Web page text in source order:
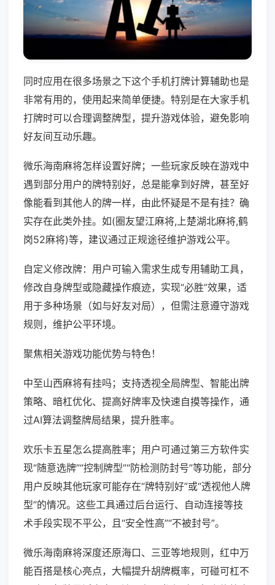
同时应用在很多场景之下这个手机打牌计算辅助也是
非常有用的，使用起来简单便捷。特别是在大家手机
打牌时可以合理调整牌型，提升游戏体验，避免影响
好友间互动乐趣。
微乐海南麻将怎样设置好牌；一些玩家反映在游戏中
遇到部分用户的牌特别好，总是能拿到好牌，甚至好
像能看到其他人的牌一样，由此怀疑是不是有挂？确
实存在此类外挂。如(圈友望江麻将,上楚湖北麻将,鹤
岗52麻将)等，建议通过正规途径维护游戏公平。
自定义修改牌：用户可输入需求生成专用辅助工具，
修改自身牌型或隐藏操作痕迹，实现“必胜”效果，适
用于多种场景（如与好友对局），但需注意遵守游戏
规则，维护公平环境。
聚焦相关游戏功能优势与特色！
中至山西麻将有挂吗；支持透视全局牌型、智能出牌
策略、暗杠优化、提高好牌率及快速自摸等操作，通
过AI算法调整牌局结果，提升胜率。
欢乐卡五星怎么提高胜率；用户可通过第三方软件实
现“随意选牌”“控制牌型”“防检测防封号”等功能，部分
用户反映其他玩家可能存在“牌特别好”或“透视他人牌
型”的情况。这些工具通过后台运行、自动连接等技
术手段实现不平公，且“安全性高”“不被封号”。
微乐海南麻将深度还原海口、三亚等地规则，红中万
能百搭是核心亮点，大幅提升胡牌概率，可碰可杠不